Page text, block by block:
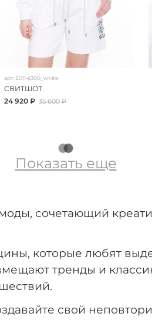
арт. E011-6300_white
СВИТШОТ
24 920 ₽ 35 600 ₽